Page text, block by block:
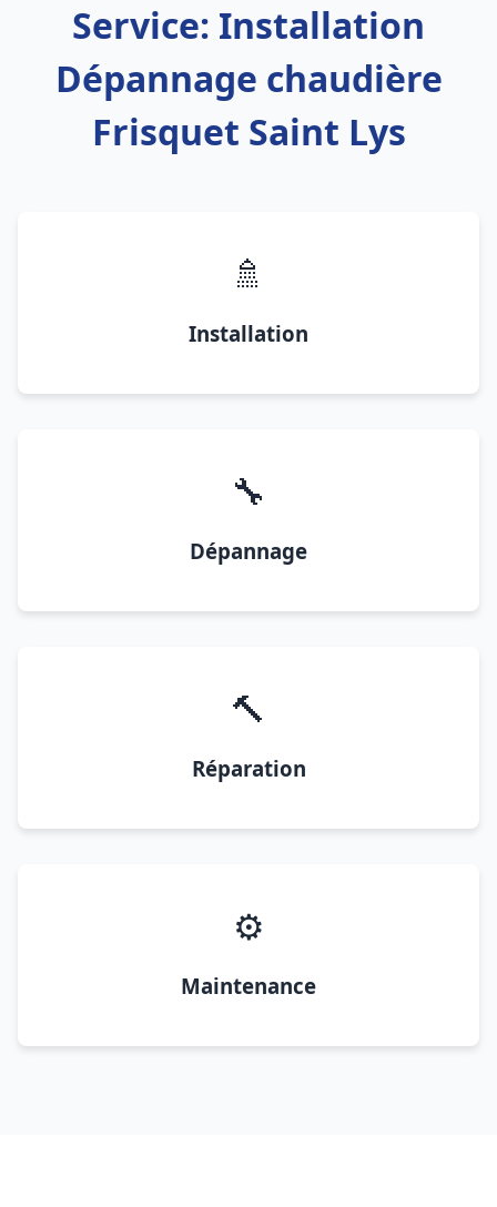
Service: Installation
Dépannage chaudière
Frisquet Saint Lys
🚿
Installation
🔧
Dépannage
🔨
Réparation
⚙️
Maintenance